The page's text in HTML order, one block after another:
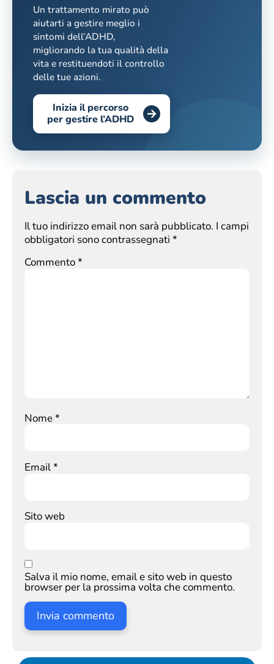
Un trattamento mirato può
aiutarti a gestire meglio i
sintomi dell’ADHD,
migliorando la tua qualità della
vita e restituendoti il controllo
delle tue azioni.
Inizia il percorso
per gestire l’ADHD
Lascia un commento
Il tuo indirizzo email non sarà pubblicato. I campi
obbligatori sono contrassegnati *
Commento*
Nome*
Email*
Sito web
Salva il mio nome, email e sito web in questo
browser per la prossima volta che commento.